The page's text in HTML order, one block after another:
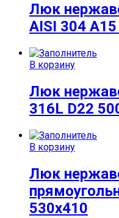
Люк
AISI 304
В корзину
Люк
316L D22
В корзину
Люк
530х410